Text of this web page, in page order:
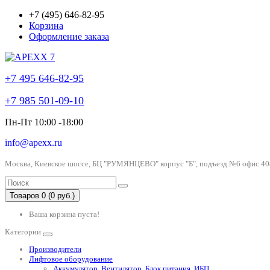
+7 (495) 646-82-95
Корзина
Оформление заказа
+7 495 646-82-95
+7 985 501-09-10
Пн-Пт 10:00 -18:00
info@apexx.ru
Москва, Киевское шоссе, БЦ "РУМЯНЦЕВО" корпус "Б", подъезд №6 офис
Товаров 0 (0 руб.)
Ваша корзина пуста!
Категории
Производители
Лифтовое оборудование